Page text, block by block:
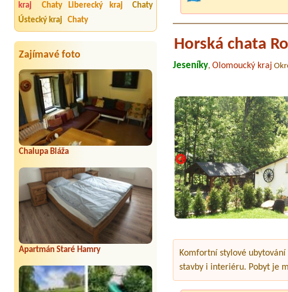
kraj
Chaty Liberecký kraj
Chaty
Ústecký kraj
Chaty
Zajímavé foto
Chalupa Bláža
Apartmán Staré Hamry
Horská chata
Jeseníky, Olomoucký kraj
Komfortní stylové
stavby i interiéru. Pobyt je